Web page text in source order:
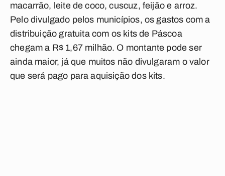
macarrão, leite de coco, cuscuz, feijão e arroz.
Pelo divulgado pelos municípios, os gastos com a
distribuição gratuita com os kits de Páscoa
chegam a R$ 1,67 milhão. O montante pode ser
ainda maior, já que muitos não divulgaram o valor
que será pago para aquisição dos kits.